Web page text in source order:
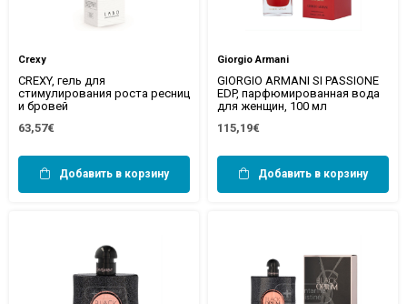
Crexy
CREXY, гель для
стимулирования роста ресниц
и бровей
63,57€
Добавить в корзину
Giorgio Armani
GIORGIO ARMANI SI PASSIONE
EDP, парфюмированная вода
для женщин, 100 мл
115,19€
Добавить в корзину